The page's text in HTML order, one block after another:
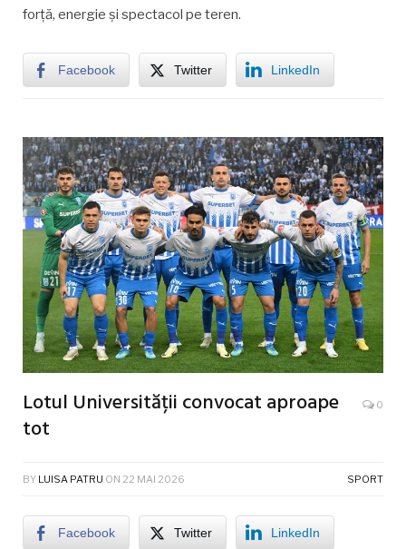
forță, energie și spectacol pe teren.
Facebook Twitter LinkedIn
Lotul Universității convocat aproape
tot
0
BY LUISA PATRU ON 22 MAI 2026 SPORT
Facebook Twitter LinkedIn